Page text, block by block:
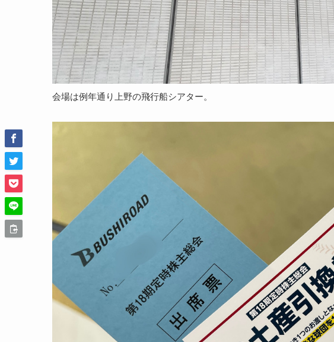
会場は例年通り上野の飛行船シアター。